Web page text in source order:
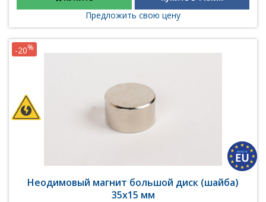
Предложить свою цену
Неодимовый магнит большой диск (шайба)
35х15 мм
-20%